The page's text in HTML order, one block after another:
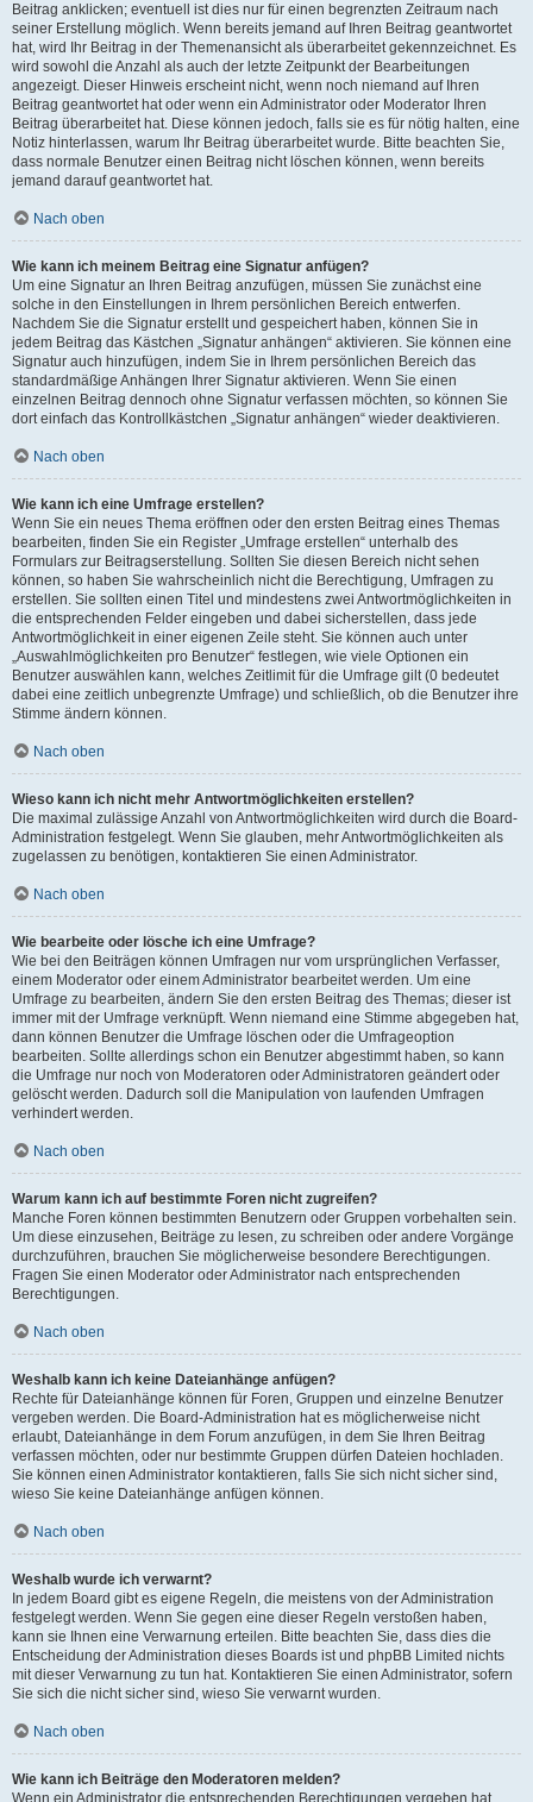
Beitrag anklicken; eventuell ist dies nur für einen begrenzten Zeitraum nach
seiner Erstellung möglich. Wenn bereits jemand auf Ihren Beitrag geantwortet
hat, wird Ihr Beitrag in der Themenansicht als überarbeitet gekennzeichnet. Es
wird sowohl die Anzahl als auch der letzte Zeitpunkt der Bearbeitungen
angezeigt. Dieser Hinweis erscheint nicht, wenn noch niemand auf Ihren
Beitrag geantwortet hat oder wenn ein Administrator oder Moderator Ihren
Beitrag überarbeitet hat. Diese können jedoch, falls sie es für nötig halten, eine
Notiz hinterlassen, warum Ihr Beitrag überarbeitet wurde. Bitte beachten Sie,
dass normale Benutzer einen Beitrag nicht löschen können, wenn bereits
jemand darauf geantwortet hat.
Nach oben
Wie kann ich meinem Beitrag eine Signatur anfügen?
Um eine Signatur an Ihren Beitrag anzufügen, müssen Sie zunächst eine
solche in den Einstellungen in Ihrem persönlichen Bereich entwerfen.
Nachdem Sie die Signatur erstellt und gespeichert haben, können Sie in
jedem Beitrag das Kästchen „Signatur anhängen“ aktivieren. Sie können eine
Signatur auch hinzufügen, indem Sie in Ihrem persönlichen Bereich das
standardmäßige Anhängen Ihrer Signatur aktivieren. Wenn Sie einen
einzelnen Beitrag dennoch ohne Signatur verfassen möchten, so können Sie
dort einfach das Kontrollkästchen „Signatur anhängen“ wieder deaktivieren.
Nach oben
Wie kann ich eine Umfrage erstellen?
Wenn Sie ein neues Thema eröffnen oder den ersten Beitrag eines Themas
bearbeiten, finden Sie ein Register „Umfrage erstellen“ unterhalb des
Formulars zur Beitragserstellung. Sollten Sie diesen Bereich nicht sehen
können, so haben Sie wahrscheinlich nicht die Berechtigung, Umfragen zu
erstellen. Sie sollten einen Titel und mindestens zwei Antwortmöglichkeiten in
die entsprechenden Felder eingeben und dabei sicherstellen, dass jede
Antwortmöglichkeit in einer eigenen Zeile steht. Sie können auch unter
„Auswahlmöglichkeiten pro Benutzer“ festlegen, wie viele Optionen ein
Benutzer auswählen kann, welches Zeitlimit für die Umfrage gilt (0 bedeutet
dabei eine zeitlich unbegrenzte Umfrage) und schließlich, ob die Benutzer ihre
Stimme ändern können.
Nach oben
Wieso kann ich nicht mehr Antwortmöglichkeiten erstellen?
Die maximal zulässige Anzahl von Antwortmöglichkeiten wird durch die Board-
Administration festgelegt. Wenn Sie glauben, mehr Antwortmöglichkeiten als
zugelassen zu benötigen, kontaktieren Sie einen Administrator.
Nach oben
Wie bearbeite oder lösche ich eine Umfrage?
Wie bei den Beiträgen können Umfragen nur vom ursprünglichen Verfasser,
einem Moderator oder einem Administrator bearbeitet werden. Um eine
Umfrage zu bearbeiten, ändern Sie den ersten Beitrag des Themas; dieser ist
immer mit der Umfrage verknüpft. Wenn niemand eine Stimme abgegeben hat,
dann können Benutzer die Umfrage löschen oder die Umfrageoption
bearbeiten. Sollte allerdings schon ein Benutzer abgestimmt haben, so kann
die Umfrage nur noch von Moderatoren oder Administratoren geändert oder
gelöscht werden. Dadurch soll die Manipulation von laufenden Umfragen
verhindert werden.
Nach oben
Warum kann ich auf bestimmte Foren nicht zugreifen?
Manche Foren können bestimmten Benutzern oder Gruppen vorbehalten sein.
Um diese einzusehen, Beiträge zu lesen, zu schreiben oder andere Vorgänge
durchzuführen, brauchen Sie möglicherweise besondere Berechtigungen.
Fragen Sie einen Moderator oder Administrator nach entsprechenden
Berechtigungen.
Nach oben
Weshalb kann ich keine Dateianhänge anfügen?
Rechte für Dateianhänge können für Foren, Gruppen und einzelne Benutzer
vergeben werden. Die Board-Administration hat es möglicherweise nicht
erlaubt, Dateianhänge in dem Forum anzufügen, in dem Sie Ihren Beitrag
verfassen möchten, oder nur bestimmte Gruppen dürfen Dateien hochladen.
Sie können einen Administrator kontaktieren, falls Sie sich nicht sicher sind,
wieso Sie keine Dateianhänge anfügen können.
Nach oben
Weshalb wurde ich verwarnt?
In jedem Board gibt es eigene Regeln, die meistens von der Administration
festgelegt werden. Wenn Sie gegen eine dieser Regeln verstoßen haben,
kann sie Ihnen eine Verwarnung erteilen. Bitte beachten Sie, dass dies die
Entscheidung der Administration dieses Boards ist und phpBB Limited nichts
mit dieser Verwarnung zu tun hat. Kontaktieren Sie einen Administrator, sofern
Sie sich die nicht sicher sind, wieso Sie verwarnt wurden.
Nach oben
Wie kann ich Beiträge den Moderatoren melden?
Wenn ein Administrator die entsprechenden Berechtigungen vergeben hat,